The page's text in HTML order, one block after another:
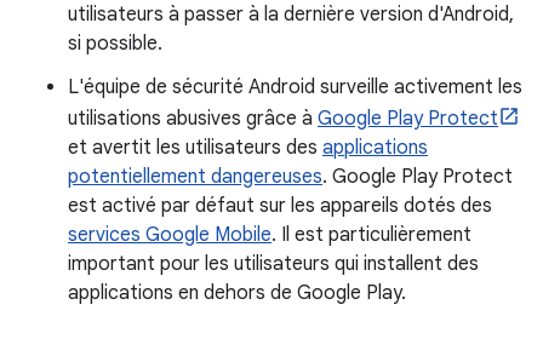
utilisateurs à passer à la dernière version d'Android,
si possible.
L'équipe de sécurité Android surveille activement les
utilisations abusives grâce à Google Play Protect
et avertit les utilisateurs des applications
potentiellement dangereuses. Google Play Protect
est activé par défaut sur les appareils dotés des
services Google Mobile. Il est particulièrement
important pour les utilisateurs qui installent des
applications en dehors de Google Play.